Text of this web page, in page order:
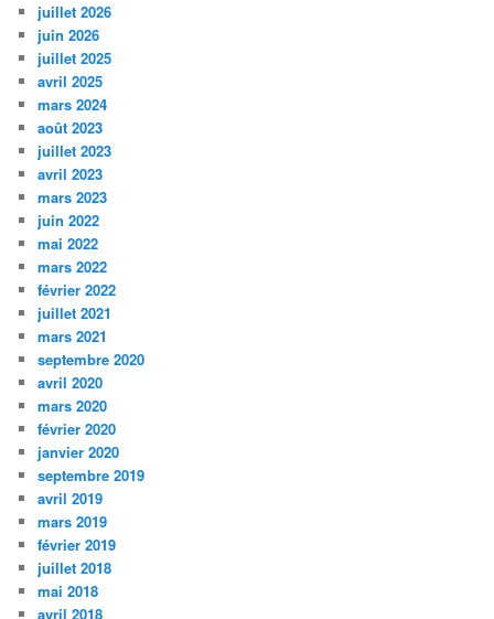
juillet 2026
juin 2026
juillet 2025
avril 2025
mars 2024
août 2023
juillet 2023
avril 2023
mars 2023
juin 2022
mai 2022
mars 2022
février 2022
juillet 2021
mars 2021
septembre 2020
avril 2020
mars 2020
février 2020
janvier 2020
septembre 2019
avril 2019
mars 2019
février 2019
juillet 2018
mai 2018
avril 2018